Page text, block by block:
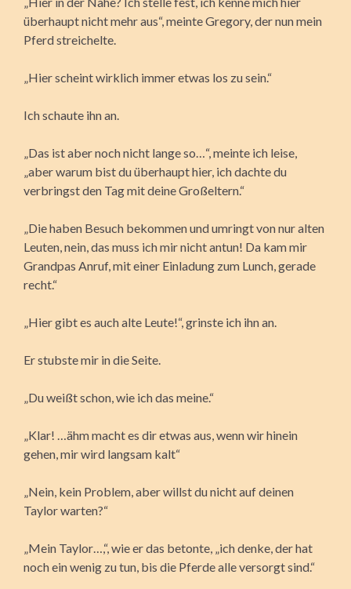
überhaupt nicht mehr aus“, meinte Gregory, der nun mein
Pferd streichelte.
„Hier scheint wirklich immer etwas los zu sein.“
Ich schaute ihn an.
„Das ist aber noch nicht lange so…“, meinte ich leise,
„aber warum bist du überhaupt hier, ich dachte du
verbringst den Tag mit deine Großeltern.“
„Die haben Besuch bekommen und umringt von nur alten
Leuten, nein, das muss ich mir nicht antun! Da kam mir
Grandpas Anruf, mit einer Einladung zum Lunch, gerade
recht.“
„Hier gibt es auch alte Leute!“, grinste ich ihn an.
Er stubste mir in die Seite.
„Du weißt schon, wie ich das meine.“
„Klar! …ähm macht es dir etwas aus, wenn wir hinein
gehen, mir wird langsam kalt“
„Nein, kein Problem, aber willst du nicht auf deinen
Taylor warten?“
„Mein Taylor…,“, wie er das betonte, „ich denke, der hat
noch ein wenig zu tun, bis die Pferde alle versorgt sind.“